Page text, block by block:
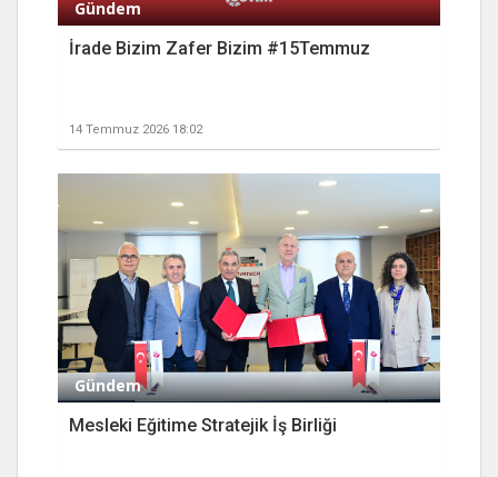
Gündem
İrade Bizim Zafer Bizim #15Temmuz
14 Temmuz 2026 18:02
Gündem
Mesleki Eğitime Stratejik İş Birliği